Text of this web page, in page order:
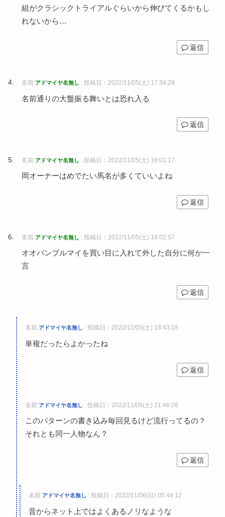
組がクラシックトライアルぐらいから伸びてくるかもし
れないから…
返信
名前:アドマイヤ名無し : 投稿日：2022/11/05(土) 17:34:28
名前通りの大盤振る舞いとは恐れ入る
返信
名前:アドマイヤ名無し : 投稿日：2022/11/05(土) 18:01:17
岡オーナーはめでたい馬名が多くていいよね
返信
名前:アドマイヤ名無し : 投稿日：2022/11/05(土) 18:02:57
オオバンブルマイを買い目に入れて外した自分に何か一
言
返信
名前:アドマイヤ名無し : 投稿日：2022/11/05(土) 18:43:18
単複だったらよかったね
返信
名前:アドマイヤ名無し : 投稿日：2022/11/05(土) 21:46:26
このパターンの書き込み毎回見るけど流行ってるの？
それとも同一人物なん？
返信
名前:アドマイヤ名無し : 投稿日：2022/11/06(日) 05:44:12
昔からネット上ではよくあるノリなような